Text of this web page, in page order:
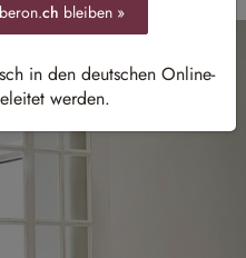
ch bleiben »
in den deutschen Online-
werden.